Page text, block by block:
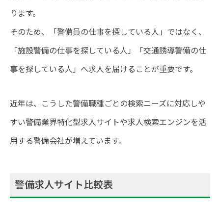
ります。
そのため、「警備員の仕事を探している人」ではなく、
「施設警備の仕事を探している人」「交通誘導警備の仕
事を探している人」へ求人を届けることが重要です。
近年は、こうした警備職種ごとの検索ニーズに対応しや
すい警備業界特化型求人サイトや求人検索エンジンを活
用する警備会社が増えています。
警備求人サイト比較表